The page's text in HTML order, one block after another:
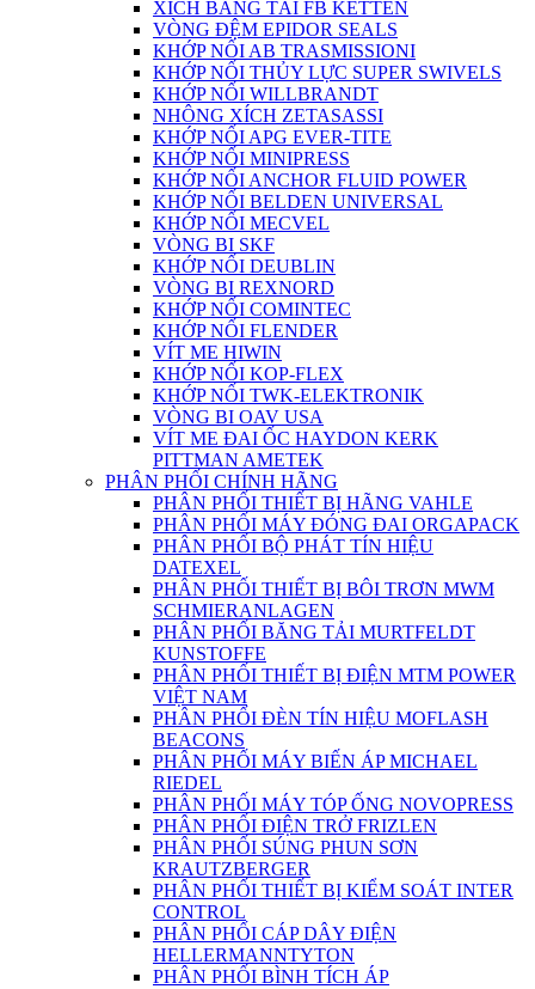
XÍCH BĂNG TẢI FB KETTEN
VÒNG ĐỆM EPIDOR SEALS
KHỚP NỐI AB TRASMISSIONI
KHỚP NỐI THỦY LỰC SUPER SWIVELS
KHỚP NỐI WILLBRANDT
NHÔNG XÍCH ZETASASSI
KHỚP NỐI APG EVER-TITE
KHỚP NỐI MINIPRESS
KHỚP NỐI ANCHOR FLUID POWER
KHỚP NỐI BELDEN UNIVERSAL
KHỚP NỐI MECVEL
VÒNG BI SKF
KHỚP NỐI DEUBLIN
VÒNG BI REXNORD
KHỚP NỐI COMINTEC
KHỚP NỐI FLENDER
VÍT ME HIWIN
KHỚP NỐI KOP-FLEX
KHỚP NỐI TWK-ELEKTRONIK
VÒNG BI OAV USA
VÍT ME ĐAI ỐC HAYDON KERK
PITTMAN AMETEK
PHÂN PHỐI CHÍNH HÃNG
PHÂN PHỐI THIẾT BỊ HÃNG VAHLE
PHÂN PHỐI MÁY ĐÓNG ĐAI ORGAPACK
PHÂN PHỐI BỘ PHÁT TÍN HIỆU
DATEXEL
PHÂN PHỐI THIẾT BỊ BÔI TRƠN MWM
SCHMIERANLAGEN
PHÂN PHỐI BĂNG TẢI MURTFELDT
KUNSTOFFE
PHÂN PHỐI THIẾT BỊ ĐIỆN MTM POWER
VIỆT NAM
PHÂN PHỐI ĐÈN TÍN HIỆU MOFLASH
BEACONS
PHÂN PHỐI MÁY BIẾN ÁP MICHAEL
RIEDEL
PHÂN PHỐI MÁY TÓP ỐNG NOVOPRESS
PHÂN PHỐI ĐIỆN TRỞ FRIZLEN
PHÂN PHỐI SÚNG PHUN SƠN
KRAUTZBERGER
PHÂN PHỐI THIẾT BỊ KIỂM SOÁT INTER
CONTROL
PHÂN PHỐI CÁP DÂY ĐIỆN
HELLERMANNTYTON
PHÂN PHỐI BÌNH TÍCH ÁP